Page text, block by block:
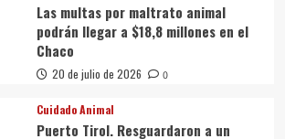
Las multas por maltrato animal
podrán llegar a $18,8 millones en el
Chaco
20 de julio de 2026 0
Cuidado Animal
Puerto Tirol. Resguardaron a un